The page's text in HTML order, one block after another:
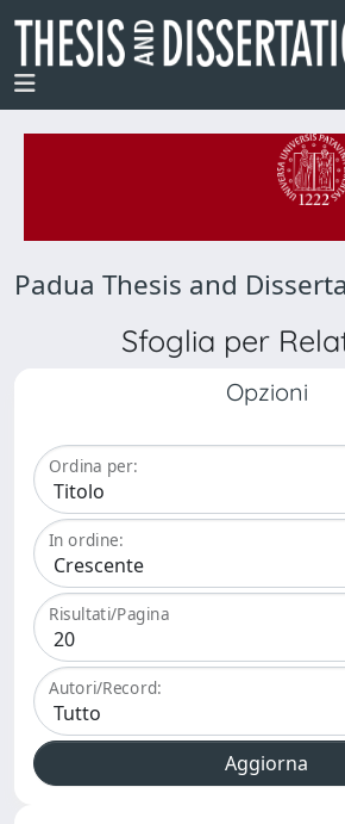
Padua Thesis and
Sfoglia per
Opzioni
Ordina per:
In ordine:
Risultati/Pagina
Autori/Record: